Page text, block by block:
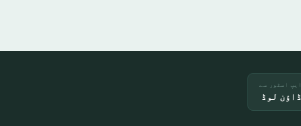
ایپ اسٹور سے
ڈاؤن لوڈ